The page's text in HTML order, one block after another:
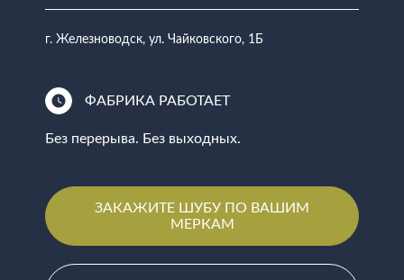
г. Железноводск, ул. Чайковского, 1Б
ФАБРИКА РАБОТАЕТ
Без перерыва. Без выходных.
ЗАКАЖИТЕ ШУБУ ПО ВАШИМ
МЕРКАМ